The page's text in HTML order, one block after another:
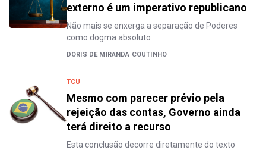
externo é um imperativo republicano
Não mais se enxerga a separação de Poderes
como dogma absoluto
DORIS DE MIRANDA COUTINHO
TCU
Mesmo com parecer prévio pela
rejeição das contas, Governo ainda
terá direito a recurso
Esta conclusão decorre diretamente do texto